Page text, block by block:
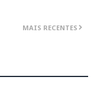
MAIS RECENTES